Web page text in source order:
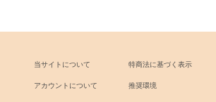
当サイトについて
アカウントについて
特商法に基づく表示
推奨環境